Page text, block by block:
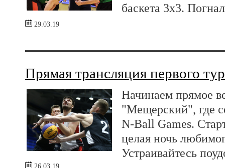
баскета 3х3.
29.03.19
Прямая трансляция первого
Начинаем прямое
"Мещерский", где
N-Ball Games.
целая ночь
Устраивайтесь
26.03.19